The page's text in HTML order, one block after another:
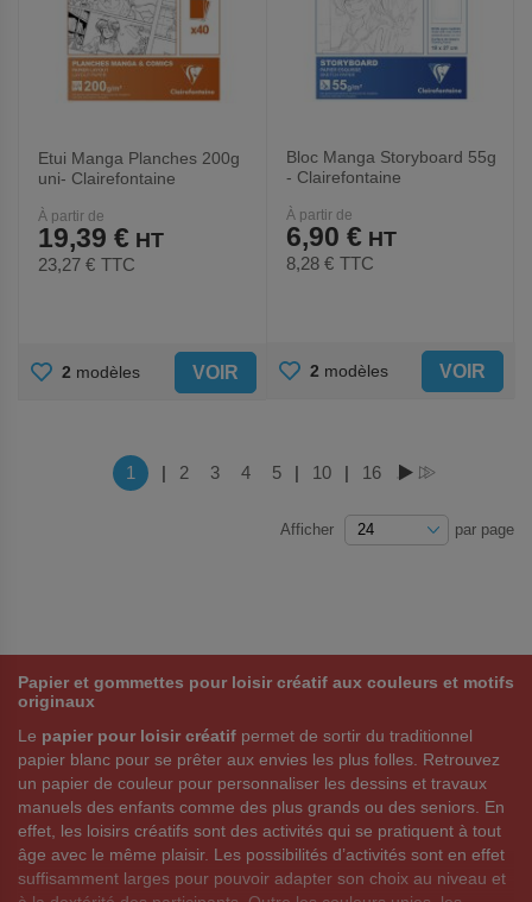
Etui Manga Planches 200g
uni- Clairefontaine
À partir de
19,39 €
23,27 € TTC
AJOUTER
FAVORIS
2 modèles VOIR
Bloc Manga Storyboard 55g
- Clairefontaine
À partir de
6,90 €
8,28 € TTC
AJOUTER
2 modèles VOIR
PageVous lisez actuellement la page
1 | Page
2 Page
3 Page
4 Page
5 | Page
10 | Page
16
Afficher par page
Papier et gommettes pour loisir créatif aux couleurs et motifs
originaux
Le papier pour loisir créatif permet de sortir du traditionnel
papier blanc pour se prêter aux envies les plus folles. Retrouvez
un papier de couleur pour personnaliser les dessins et travaux
manuels des enfants comme des plus grands ou des seniors. En
effet, les loisirs créatifs sont des activités qui se pratiquent à tout
âge avec le même plaisir. Les possibilités d’activités sont en effet
suffisamment larges pour pouvoir adapter son choix au niveau et